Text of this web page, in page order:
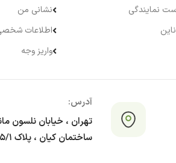
نمایندگی
نشانی من
اطلاعات
واریز وجه
آدرس:
تهران ، خیابان نلسون
ساختمان کیان ، پلاک ۵/۱